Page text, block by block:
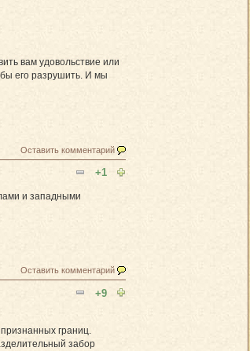
вам удовольствие или
его разрушить. И мы
Оставить комментарий
+1
и западными
Оставить комментарий
+9
границ.
забор